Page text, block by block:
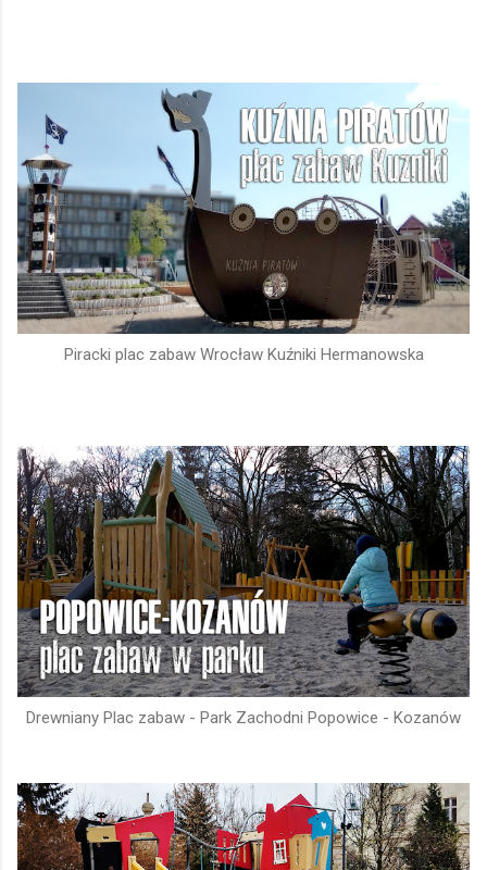
Piracki plac zabaw Wrocław Kuźniki Hermanowska
Drewniany Plac zabaw - Park Zachodni Popowice - Kozanów